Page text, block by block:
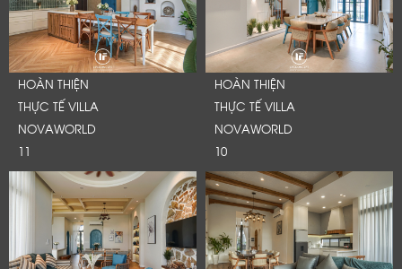
HOÀN THIỆN
THỰC TẾ VILLA
NOVAWORLD
11
HOÀN THIỆN
THỰC TẾ VILLA
NOVAWORLD
10